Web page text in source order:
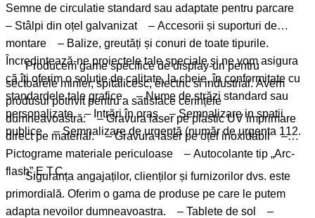
Semne de circulatie standard sau adaptate pentru parcare
– Stâlpi din oțel galvanizat – Accesorii și suporturi de
montare – Balize, greutăți și conuri de toate tipurile.
Încredințează-ne proiectele tale speciale și ne vom asigura
că îți oferim o soluție de calitate, la cheie, în conformitate cu
standardele tale grafice. – Nume de străzi standard sau
personalizate – Intrări în oraș – Semnalizare in spatii
publice – Semnalizare de urgență (număr de urgenta 112.
Producem game specifice de display-uri pentru
sectoarele minier, spitalicesc, electric si industrial. Avem
produsul potrivit pentru a satisface cerințele
dumneavoastră: – Gravura laser pe plastic UV imprimare
direct pe material. – Gravura laser pe oțel inoxidabil –
Pictograme materiale periculoase – Autocolante tip „Arc-
flash”.E.T.C.
Siguranța angajaților, clienților și furnizorilor dvs. este
primordială. Oferim o gama de produse pe care le putem
adapta nevoilor dumneavoastra. – Tablete de sol –